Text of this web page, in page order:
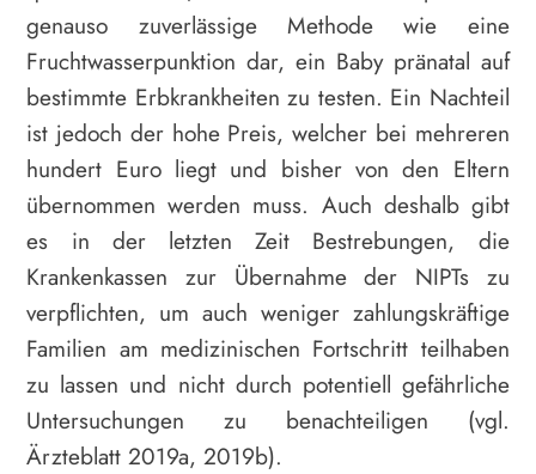
genauso zuverlässige Methode wie eine
Fruchtwasserpunktion dar, ein Baby pränatal auf
bestimmte Erbkrankheiten zu testen. Ein Nachteil
ist jedoch der hohe Preis, welcher bei mehreren
hundert Euro liegt und bisher von den Eltern
übernommen werden muss. Auch deshalb gibt
es in der letzten Zeit Bestrebungen, die
Krankenkassen zur Übernahme der NIPTs zu
verpflichten, um auch weniger zahlungskräftige
Familien am medizinischen Fortschritt teilhaben
zu lassen und nicht durch potentiell gefährliche
Untersuchungen zu benachteiligen (vgl.
Ärzteblatt 2019a, 2019b).